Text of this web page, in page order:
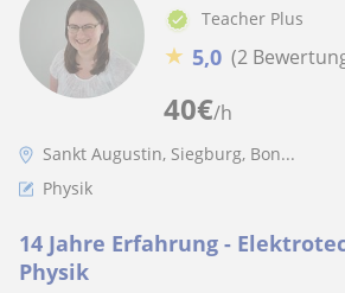
40€/h
Teacher Plus
★ 5,0 (2
Sankt Augustin, Siegburg, Bon...
Physik
14 Jahre Erfahrung -
Physik